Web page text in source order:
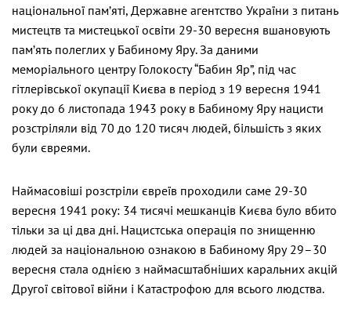
національної пам’яті, Державне агентство України з питань
мистецтв та мистецької освіти 29-30 вересня вшановують
пам’ять полеглих у Бабиному Яру. За даними
меморіального центру Голокосту “Бабин Яр”, під час
гітлерівської окупації Києва в період з 19 вересня 1941
року до 6 листопада 1943 року в Бабиному Яру нацисти
розстріляли від 70 до 120 тисяч людей, більшість з яких
були євреями.
Наймасовіші розстріли євреїв проходили саме 29-30
вересня 1941 року: 34 тисячі мешканців Києва було вбито
тільки за ці два дні. Нацистська операція по знищенню
людей за національною ознакою в Бабиному Яру 29–30
вересня стала однією з наймасштабніших каральних акцій
Другої світової війни і Катастрофою для всього людства.